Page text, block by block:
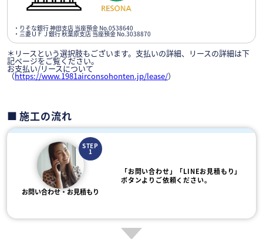
・りそな銀行 神田支店 当座預金 No.0538640
・三菱ＵＦＪ銀行 秋葉原支店 当座預金 No.3038870
＊リースという選択肢もございます。支払いの詳細、リースの詳細は下
記ページをご覧ください。
お支払い/リースについて
（https://www.1981airconsohonten.jp/lease/）
施工の流れ
STEP
1
お問い合わせ・お見積もり
「お問い合わせ」「LINEお見積もり」
ボタンよりご依頼ください。